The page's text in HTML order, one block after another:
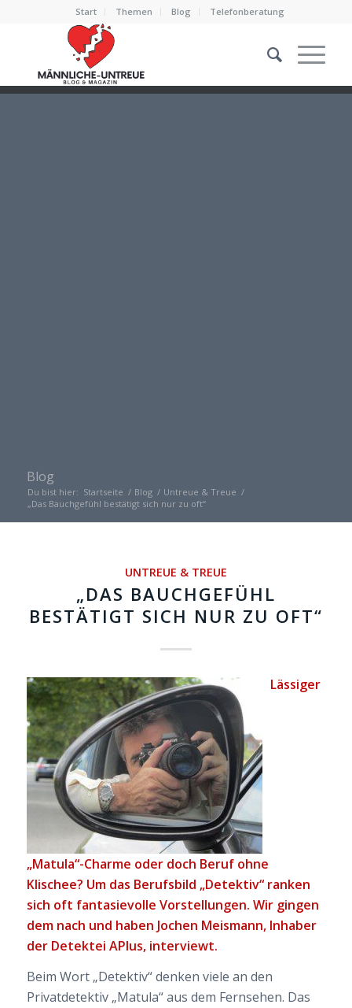
Start Themen Blog Telefonberatung
Blog
Du bist hier: Startseite / Blog / Untreue & Treue /
„Das Bauchgefühl bestätigt sich nur zu oft“
UNTREUE & TREUE
„DAS BAUCHGEFÜHL
BESTÄTIGT SICH NUR ZU OFT“
Lässiger
„Matula“-Charme oder doch Beruf ohne
Klischee? Um das Berufsbild „Detektiv“ ranken
sich oft fantasievolle Vorstellungen. Wir gingen
dem nach und haben Jochen Meismann, Inhaber
der Detektei APlus, interviewt.
Beim Wort „Detektiv“ denken viele an den
Privatdetektiv „Matula“ aus dem Fernsehen. Das